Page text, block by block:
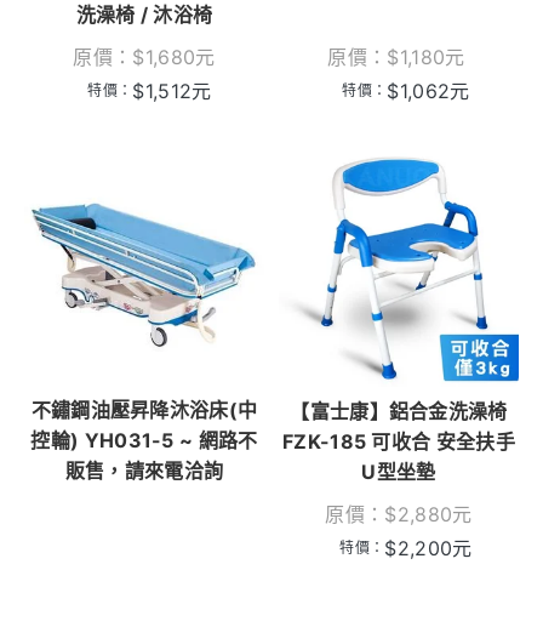
洗澡椅 / 沐浴椅
原價： $1,680元
特價： $1,512元
原價： $1,180元
特價： $1,062元
不鏽鋼油壓昇降沐浴床(中
控輪) YH031-5 ~ 網路不
販售，請來電洽詢
【富士康】鋁合金洗澡椅
FZK-185 可收合 安全扶手
U型坐墊
原價： $2,880元
特價： $2,200元